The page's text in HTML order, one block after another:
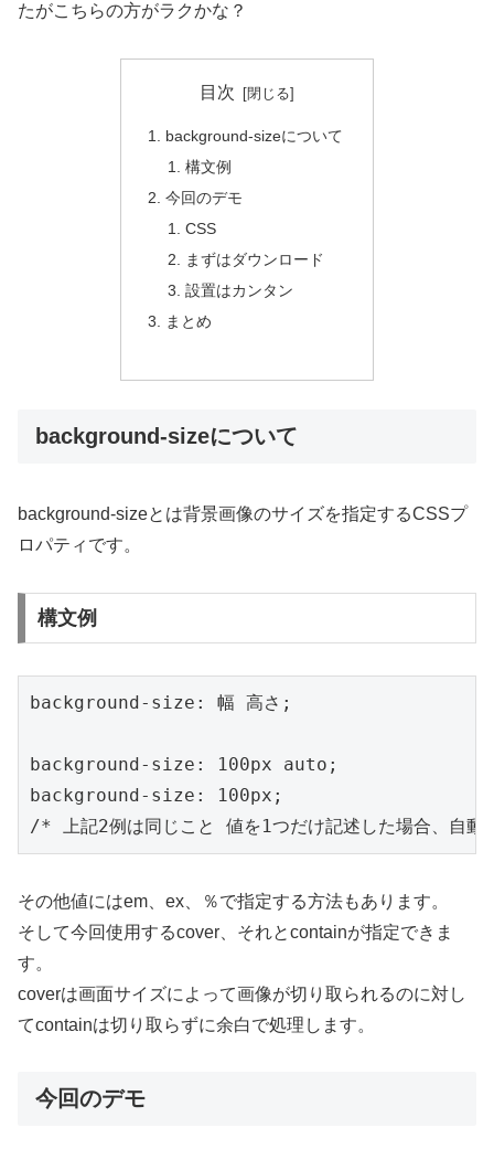
たがこちらの方がラクかな？
目次
background-sizeについて
構文例
今回のデモ
CSS
まずはダウンロード
設置はカンタン
まとめ
background-sizeについて
background-sizeとは背景画像のサイズを指定するCSSプ
ロパティです。
構文例
background-size: 幅 高さ;
background-size: 100px auto;
background-size: 100px;
その他値にはem、ex、％で指定する方法もあります。
そして今回使用するcover、それとcontainが指定できま
す。
coverは画面サイズによって画像が切り取られるのに対し
てcontainは切り取らずに余白で処理します。
今回のデモ